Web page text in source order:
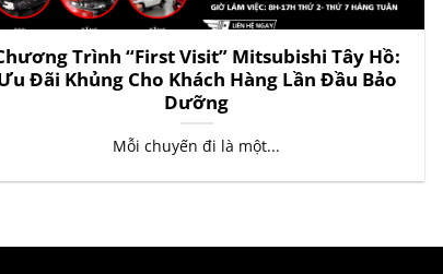
Trình “First Visit” Mitsubishi Tây Hồ:
Đãi Khủng Cho Khách Hàng Lần Đầu Bảo
Dưỡng
Mỗi chuyến đi là một...